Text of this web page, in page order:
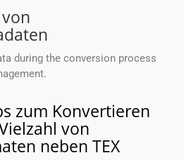
during the conversion process
zum Konvertieren
von
neben TEX